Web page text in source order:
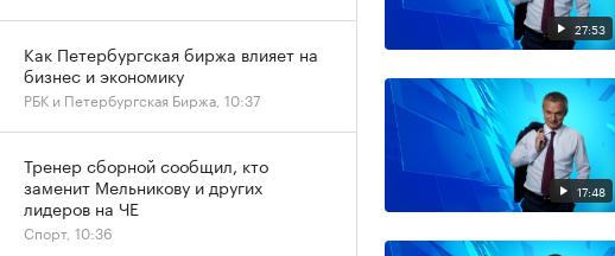
27:53
17:48
Как Петербургская биржа влияет на
бизнес и экономику
РБК и Петербургская Биржа, 10:37
Тренер сборной сообщил, кто
заменит Мельникову и других
лидеров на ЧЕ
Спорт, 10:36